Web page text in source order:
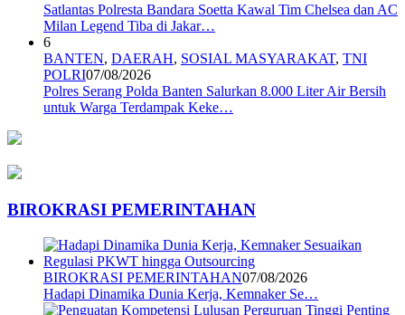
Satlantas Polresta Bandara Soetta Kawal Tim Chelsea dan AC
Milan Legend Tiba di Jakar…
6
BANTEN, DAERAH, SOSIAL MASYARAKAT, TNI
POLRI07/08/2026
Polres Serang Polda Banten Salurkan 8.000 Liter Air Bersih
untuk Warga Terdampak Keke…
BIROKRASI PEMERINTAHAN
BIROKRASI PEMERINTAHAN07/08/2026
Hadapi Dinamika Dunia Kerja, Kemnaker Se…